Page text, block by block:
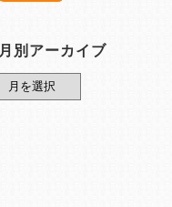
月別アーカイブ